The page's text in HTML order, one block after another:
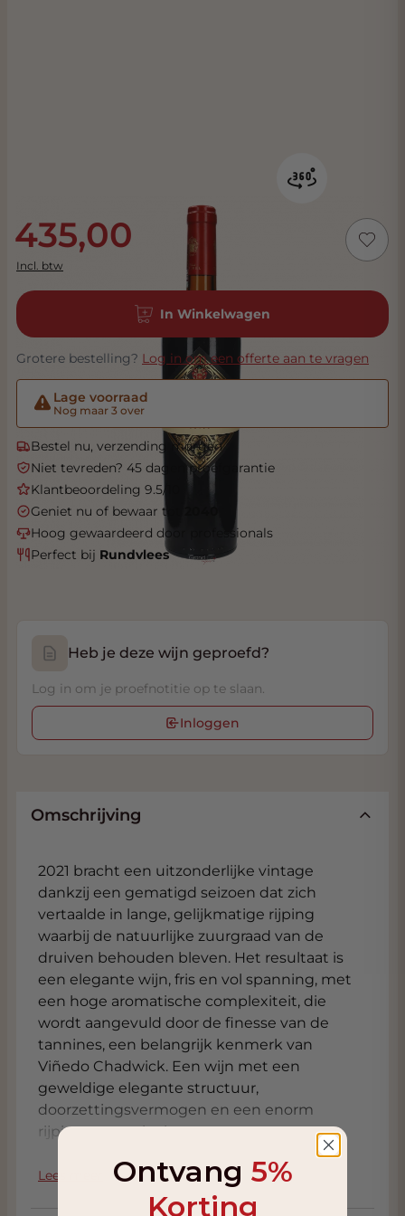
435,00
Incl. btw
In Winkelwagen
Grotere bestelling? Log in om een offerte aan te vragen
Lage voorraad
Nog maar 3 over
Bestel nu, verzending morgen
Niet tevreden? 45 dagen proefgarantie
Klantbeoordeling 9.5/10
Geniet nu of bewaar tot
Hoog gewaardeerd door professionals
Perfect bij Rundvlees
Heb je deze wijn geproefd?
Log in om je proefnotitie op te slaan.
Inloggen
Omschrijving
2021 bracht een uitzonderlijke vintage
dankzij een gematigd seizoen dat zich
vertaalde in lange, gelijkmatige rijping
waarbij de natuurlijke zuurgraad van de
druiven behouden bleven. Het resultaat is
een elegante wijn, fris en vol spanning, met
een hoge aromatische complexiteit, die
wordt aangevuld door de finesse van de
tannines, een belangrijk kenmerk van
Viñedo Chadwick. Een wijn met een
geweldige elegante structuur,
doorzettingsvermogen en een enorm
rijpingspotentieel.
Het seizoen begon met warmer weer dan
normaal, waardoor een gelijkmatige rijping
mogelijk was, en keerde in November en
Lees meer Ontvang 5%
Korting